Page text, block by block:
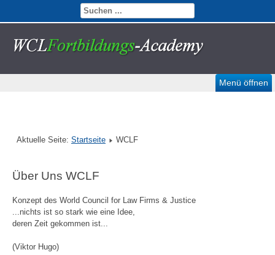
Menü öffnen
Aktuelle Seite: Startseite WCLF
Über Uns WCLF
Konzept des World Council for Law Firms & Justice
...nichts ist so stark wie eine Idee,
deren Zeit gekommen ist...
(Viktor Hugo)